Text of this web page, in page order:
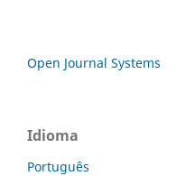
Open Journal Systems
Idioma
Português